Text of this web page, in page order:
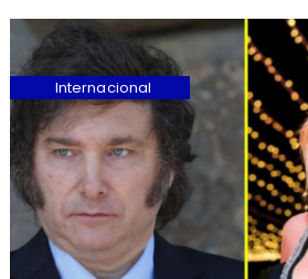
Internacional